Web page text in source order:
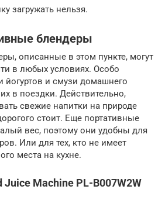
загружать нельзя.
блендеры
описанные в этом пункте, могут
в любых условиях. Особо
йогуртов и смузи домашнего
в поездки. Действительно,
свежие напитки на природе
стоит. Еще портативные
вес, поэтому они удобны для
Или для тех, кто не имеет
места на кухне.
Juice Machine PL-B007W2W